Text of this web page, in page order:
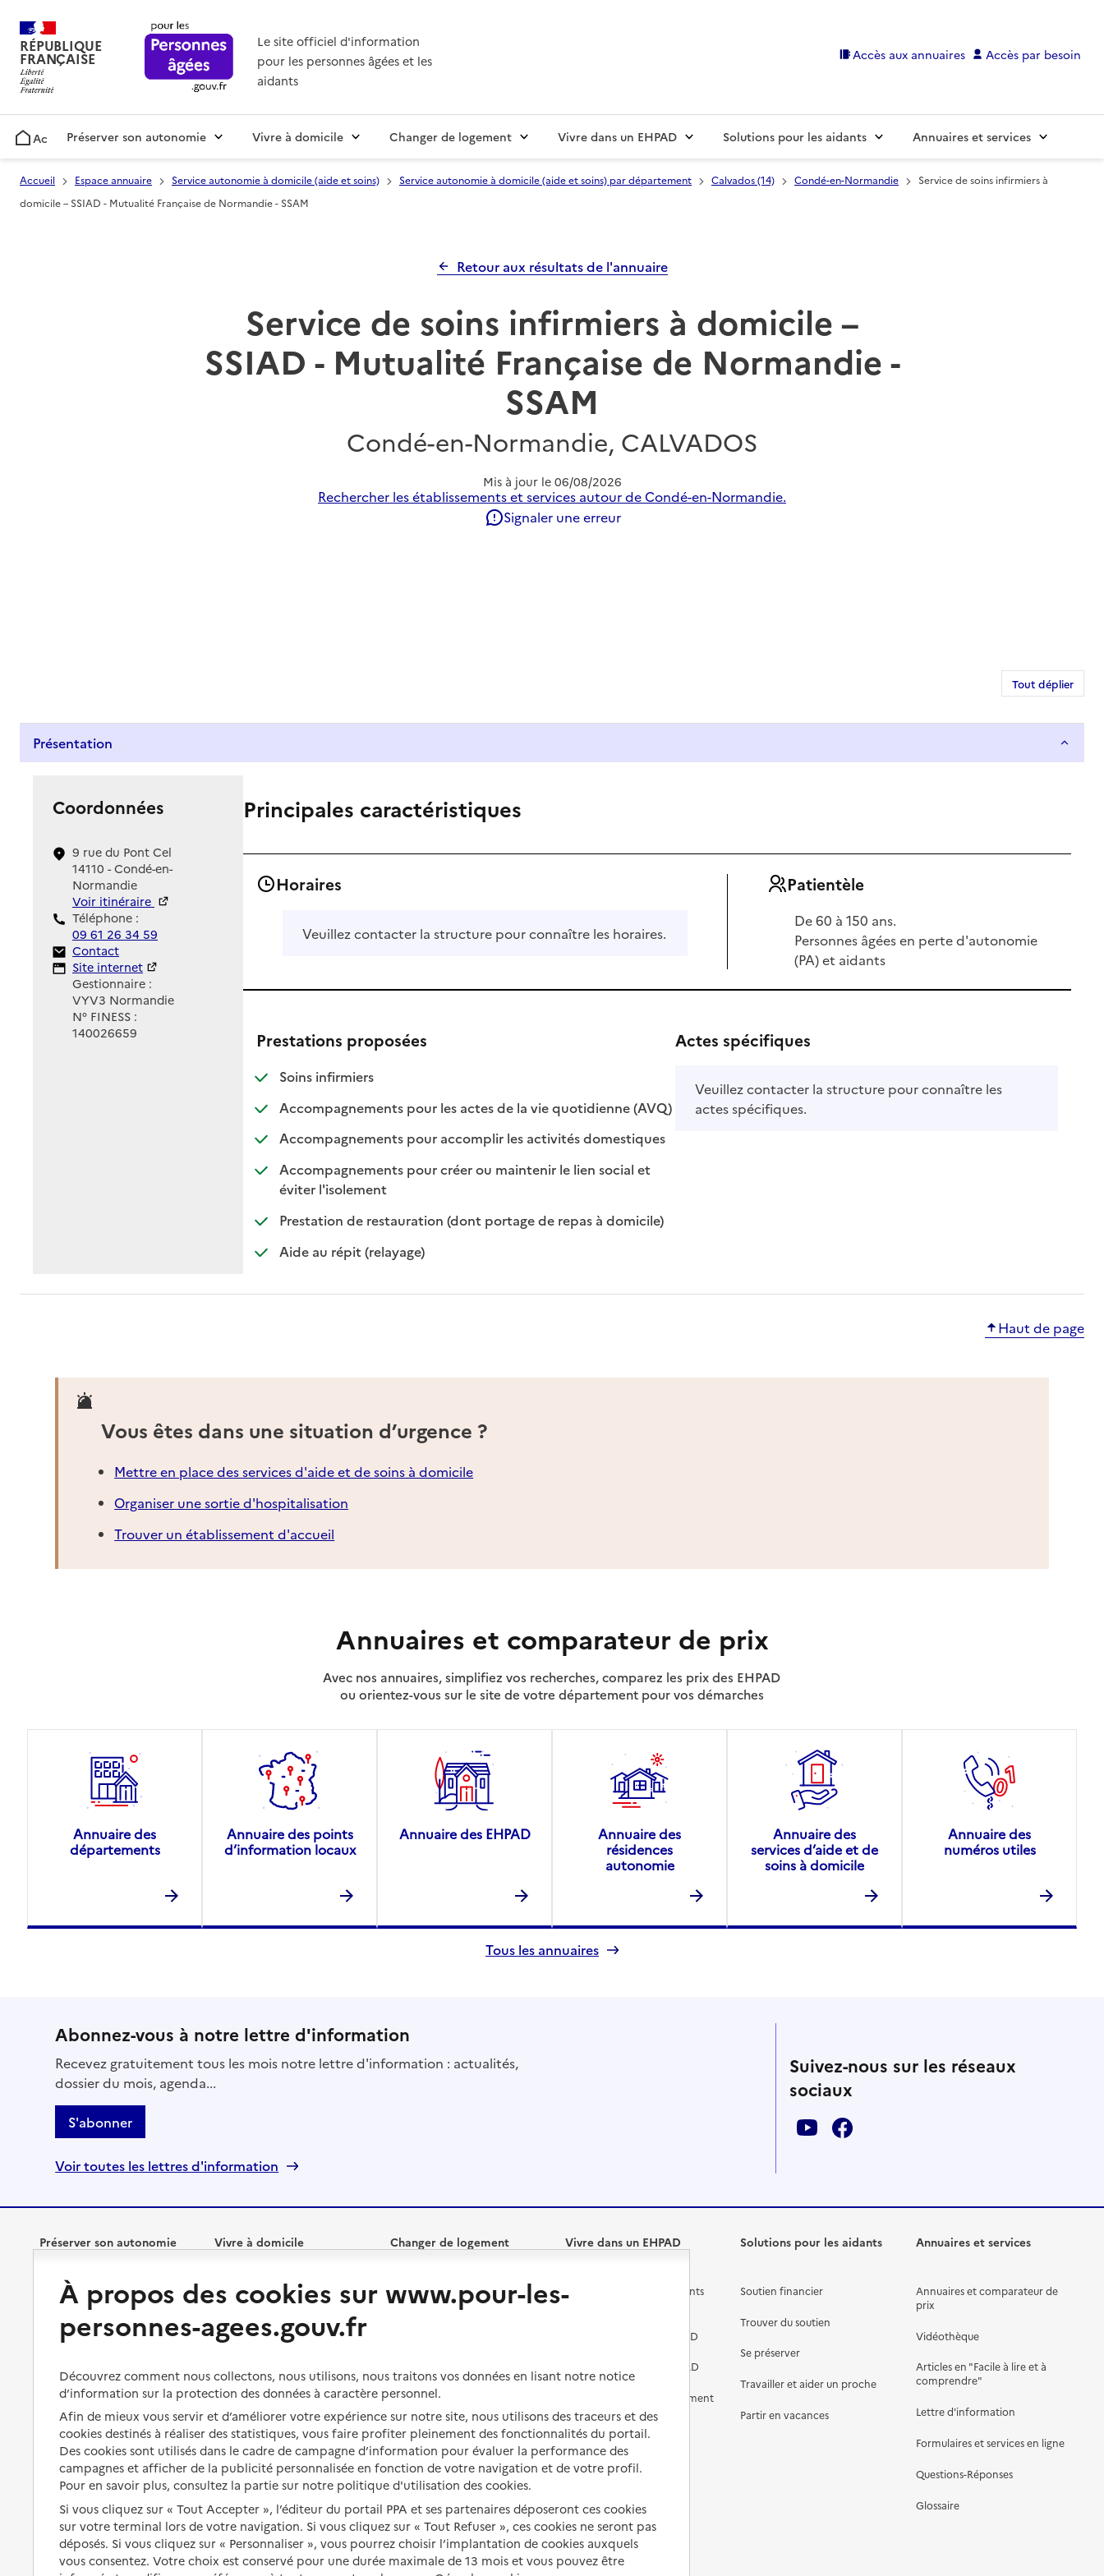
RÉPUBLIQUE
FRANÇAISE
Le site officiel d'information
pour les personnes âgées et les
aidants
Accès aux annuaires Accès par besoin
AccueilPréserver son autonomie Vivre à domicile Changer de logement Vivre dans un EHPAD Solutions pour les aidants Annuaires et services
Accueil Espace annuaire Service autonomie à domicile (aide et soins) Service autonomie à domicile (aide et soins) par département Calvados (14) Condé-en-Normandie
Service de soins infirmiers à
domicile – SSIAD - Mutualité Française de Normandie - SSAM
Retour aux résultats de l'annuaire
Service de soins infirmiers à domicile –
SSIAD - Mutualité Française de Normandie -
SSAM
Condé-en-Normandie, CALVADOS
Mis à jour le 06/08/2026
Rechercher les établissements et services autour de Condé-en-Normandie.
Signaler une erreur
Tout déplier
Présentation
Coordonnées
9 rue du Pont Cel
14110 - Condé-en-
Normandie
Voir itinéraire
Téléphone :
09 61 26 34 59
Contact
Contact
Site Internet
Site internet
Gestionnaire :
VYV3 Normandie
N° FINESS :
140026659
Principales caractéristiques
Horaires
Veuillez contacter la structure pour connaître les horaires.
Patientèle
De 60 à 150 ans.
Personnes âgées en perte d'autonomie
(PA) et aidants
Prestations proposées
Soins infirmiers: disponible
: non disponible
Accompagnements pour les actes de la vie quotidienne (AVQ): disponible
: non disponible
Accompagnements pour accomplir les activités domestiques: disponible
: non disponible
Accompagnements pour créer ou maintenir le lien social et
éviter l'isolement: disponible
: non disponible
Prestation de restauration (dont portage de repas à domicile): disponible
: non disponible
Aide au répit (relayage): disponible
: non disponible
Actes spécifiques
Veuillez contacter la structure pour connaître les
actes spécifiques.
Haut de page
Vous êtes dans une situation d’urgence ?
Mettre en place des services d'aide et de soins à domicile
Organiser une sortie d'hospitalisation
Trouver un établissement d'accueil
Annuaires et comparateur de prix
Avec nos annuaires, simplifiez vos recherches, comparez les prix des EHPAD
ou orientez-vous sur le site de votre département pour vos démarches
Annuaire des
départements
Annuaire des points
d’information locaux
Annuaire des EHPAD
Annuaire des
résidences
autonomie
Annuaire des
services d’aide et de
soins à domicile
Annuaire des
numéros utiles
Tous les annuaires
Abonnez-vous à notre lettre d'information
Recevez gratuitement tous les mois notre lettre d'information : actualités,
dossier du mois, agenda...
S'abonner
Voir toutes les lettres d'information
Suivez-nous sur les réseaux
sociaux
Préserver son autonomie
Perte d'autonomie : évaluation
et droits
Aménager son logement et
Préserver son autonomie et sa
santé
Organiser à l'avance sa propre
protection
Les mesures de protection
Les obligations de la famille
À qui s’adresser ?
Les politiques du grand âge
Vivre à domicile
Bénéficier d'aide à domicile
Bénéficier de soins à domicile
Solutions d'accueil temporaire
Partager son logement
Vivre à domicile avec une
maladie ou un handicap
Être hospitalisé
Fin de vie à domicile
Changer de logement
Les questions à se poser
Vivre en accueil familial
Autres solutions de logement
Vivre dans un EHPAD
Les différents établissements
Préparer l'entrée en EHPAD
Aides financières en EHPAD
Prévention, accompagnement
et soins
Comprendre les prix en
EHPAD
Solutions pour les aidants
Soutien financier
Trouver du soutien
Se préserver
Travailler et aider un proche
Partir en vacances
Annuaires et services
Annuaires et comparateur de
prix
Vidéothèque
Articles en "Facile à lire et à
comprendre"
Lettre d'information
Formulaires et services en ligne
Questions-Réponses
Glossaire
À propos des cookies sur www.pour-les-
personnes-agees.gouv.fr
Découvrez comment nous collectons, nous utilisons, nous traitons vos données en lisant notre notice
d’information sur la protection des données à caractère personnel.
Afin de mieux vous servir et d’améliorer votre expérience sur notre site, nous utilisons des traceurs et des
cookies destinés à réaliser des statistiques, vous faire profiter pleinement des fonctionnalités du portail.
Des cookies sont utilisés dans le cadre de campagne d’information pour évaluer la performance des
campagnes et afficher de la publicité personnalisée en fonction de votre navigation et de votre profil.
Pour en savoir plus, consultez la partie sur notre politique d'utilisation des cookies.
Si vous cliquez sur « Tout Accepter », l’éditeur du portail PPA et ses partenaires déposeront ces cookies
sur votre terminal lors de votre navigation. Si vous cliquez sur « Tout Refuser », ces cookies ne seront pas
déposés. Si vous cliquez sur « Personnaliser », vous pourrez choisir l’implantation de cookies auxquels
vous consentez. Votre choix est conservé pour une durée maximale de 13 mois et vous pouvez être